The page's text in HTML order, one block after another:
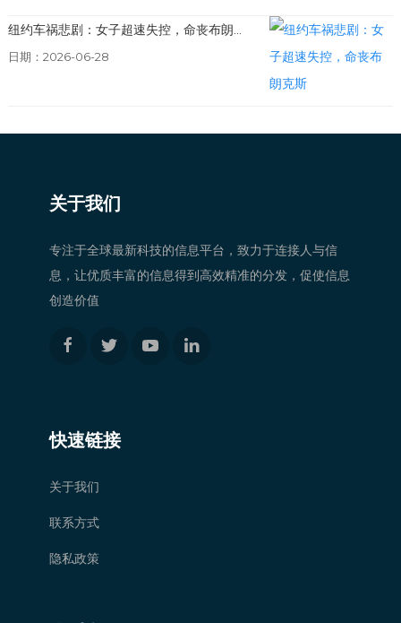
纽约车祸悲剧：女子超速失控，命丧布朗...
日期：2026-06-28
关于我们
专注于全球最新科技的信息平台，致力于连接人与信
息，让优质丰富的信息得到高效精准的分发，促使信息
创造价值
快速链接
关于我们
联系方式
隐私政策